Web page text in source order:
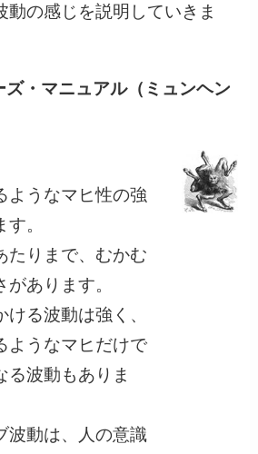
動の感じを説明していきま
ズ・マニュアル（ミュンヘン
ようなマヒ性の強
。
たりまで、むかむ
あります。
る波動は強く、
ようなマヒだけで
る波動もありま
波動は、人の意識